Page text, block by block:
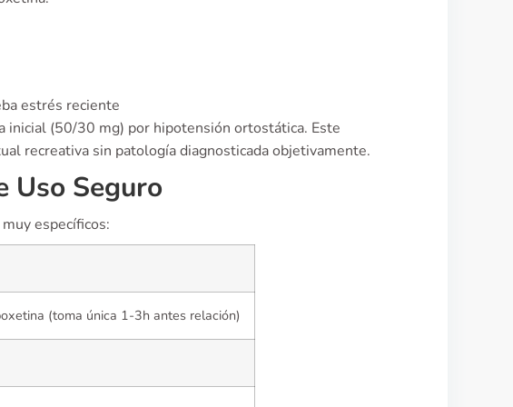
estrés reciente
inicial (50/30 mg) por hipotensión ortostática. Este
recreativa sin patología diagnosticada objetivamente.
Uso Seguro
específicos:
(toma única 1-3h antes relación)